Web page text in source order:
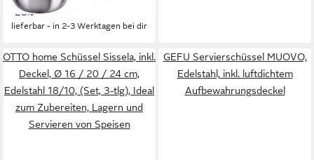
-28%
lieferbar - in 2-3 Werktagen bei dir
OTTO home Schüssel Sissela, inkl.
Deckel, Ø 16 / 20 / 24 cm,
Edelstahl 18/10, (Set, 3-tlg), Ideal
zum Zubereiten, Lagern und
Servieren von Speisen
GEFU Servierschüssel MUOVO,
Edelstahl, inkl. luftdichtem
Aufbewahrungsdeckel